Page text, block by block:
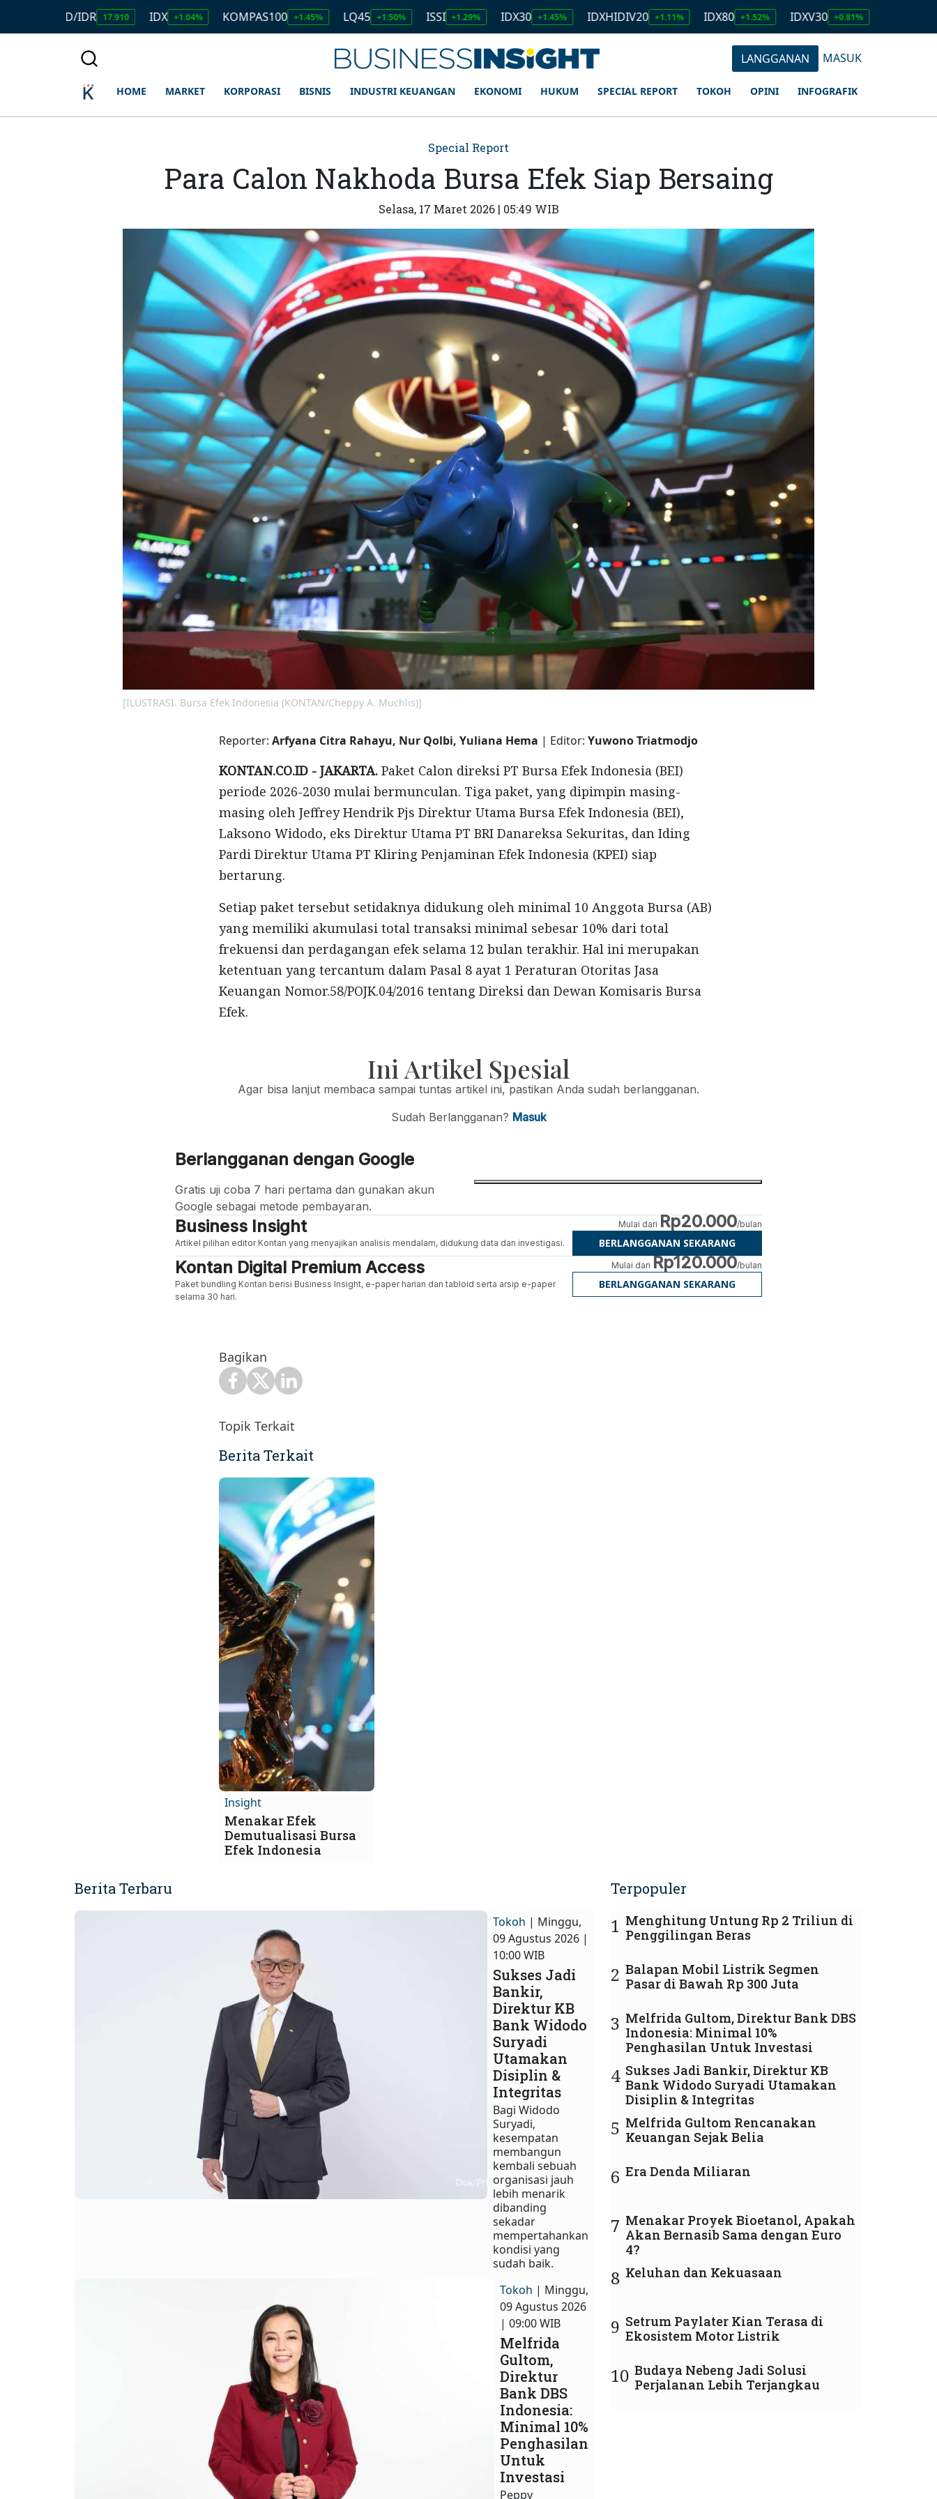
17.910 IDX +1.04% KOMPAS100 +1.45% LQ45 +1.50% ISSI +1.29% IDX30 +1.45% IDXHIDIV20 +1.11% IDX80 +1.52% IDXV30 +0.81% IDXQ30
LANGGANAN MASUK
HOME MARKET KORPORASI BISNIS INDUSTRI KEUANGAN EKONOMI HUKUM SPECIAL REPORT TOKOH OPINI INFOGRAFIK
Special Report
Para Calon Nakhoda Bursa Efek Siap Bersaing
Selasa, 17 Maret 2026 | 05:49 WIB
[ILUSTRASI. Bursa Efek Indonesia (KONTAN/Cheppy A. Muchlis)]
Reporter: Arfyana Citra Rahayu, Nur Qolbi, Yuliana Hema | Editor: Yuwono Triatmodjo
KONTAN.CO.ID - JAKARTA. Paket Calon direksi PT Bursa Efek Indonesia (BEI)
periode 2026-2030 mulai bermunculan. Tiga paket, yang dipimpin masing-
masing oleh Jeffrey Hendrik Pjs Direktur Utama Bursa Efek Indonesia (BEI),
Laksono Widodo, eks Direktur Utama PT BRI Danareksa Sekuritas, dan Iding
Pardi Direktur Utama PT Kliring Penjaminan Efek Indonesia (KPEI) siap
bertarung.
Setiap paket tersebut setidaknya didukung oleh minimal 10 Anggota Bursa (AB)
yang memiliki akumulasi total transaksi minimal sebesar 10% dari total
frekuensi dan perdagangan efek selama 12 bulan terakhir. Hal ini merupakan
ketentuan yang tercantum dalam Pasal 8 ayat 1 Peraturan Otoritas Jasa
Keuangan Nomor.58/POJK.04/2016 tentang Direksi dan Dewan Komisaris Bursa
Efek.
Ini Artikel Spesial
Agar bisa lanjut membaca sampai tuntas artikel ini, pastikan Anda sudah berlangganan.
Sudah Berlangganan? Masuk
Berlangganan dengan Google
Gratis uji coba 7 hari pertama dan gunakan akun
Google sebagai metode pembayaran.
Business Insight
Artikel pilihan editor Kontan yang menyajikan analisis mendalam, didukung data dan investigasi.
Mulai dari Rp20.000/bulan
BERLANGGANAN SEKARANG
Kontan Digital Premium Access
Paket bundling Kontan berisi Business Insight, e-paper harian dan tabloid serta arsip e-paper
selama 30 hari.
Mulai dari Rp120.000/bulan
BERLANGGANAN SEKARANG
Bagikan
Topik Terkait
Berita Terkait
Insight
Menakar Efek
Demutualisasi Bursa
Efek Indonesia
Berita Terbaru
Tokoh | Minggu,
09 Agustus 2026 |
10:00 WIB
Sukses Jadi
Bankir,
Direktur KB
Bank Widodo
Suryadi
Utamakan
Disiplin &
Integritas
Bagi Widodo
Suryadi,
kesempatan
membangun
kembali sebuah
organisasi jauh
lebih menarik
dibanding
sekadar
mempertahankan
kondisi yang
sudah baik.
Tokoh | Minggu,
09 Agustus 2026
| 09:00 WIB
Melfrida
Gultom,
Direktur
Bank DBS
Indonesia:
Minimal 10%
Penghasilan
Untuk
Investasi
Peppy
Terpopuler
1 Menghitung Untung Rp 2 Triliun di
Penggilingan Beras
2 Balapan Mobil Listrik Segmen
Pasar di Bawah Rp 300 Juta
3 Melfrida Gultom, Direktur Bank DBS
Indonesia: Minimal 10%
Penghasilan Untuk Investasi
4 Sukses Jadi Bankir, Direktur KB
Bank Widodo Suryadi Utamakan
Disiplin & Integritas
5 Melfrida Gultom Rencanakan
Keuangan Sejak Belia
6 Era Denda Miliaran
7 Menakar Proyek Bioetanol, Apakah
Akan Bernasib Sama dengan Euro
4?
8 Keluhan dan Kekuasaan
9 Setrum Paylater Kian Terasa di
Ekosistem Motor Listrik
10 Budaya Nebeng Jadi Solusi
Perjalanan Lebih Terjangkau